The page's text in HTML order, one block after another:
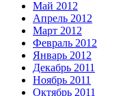
Май 2012
Апрель 2012
Март 2012
Февраль 2012
Январь 2012
Декабрь 2011
Ноябрь 2011
Октябрь 2011